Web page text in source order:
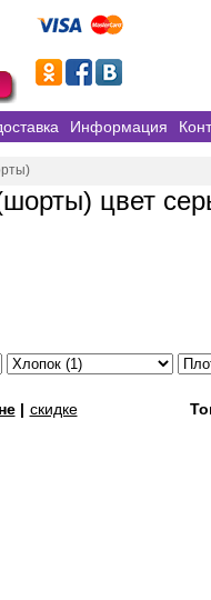
Информация
цвет
| скидке